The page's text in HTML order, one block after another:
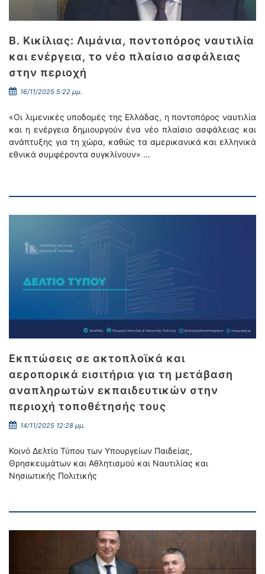
Β. Κικίλιας: Λιμάνια, ποντοπόρος ναυτιλία
και ενέργεια, το νέο πλαίσιο ασφάλειας
στην περιοχή
16/11/2025 5:22 μμ.
«Οι λιμενικές υποδομές της Ελλάδας, η ποντοπόρος ναυτιλία
και η ενέργεια δημιουργούν ένα νέο πλαίσιο ασφάλειας και
ανάπτυξης για τη χώρα, καθώς τα αμερικανικά και ελληνικά
εθνικά συμφέροντα συγκλίνουν» …
Εκπτώσεις σε ακτοπλοϊκά και
αεροπορικά εισιτήρια για τη μετάβαση
αναπληρωτών εκπαιδευτικών στην
περιοχή τοποθέτησής τους
14/11/2025 12:28 μμ.
Κοινό Δελτίο Τύπου των Υπουργείων Παιδείας,
Θρησκευμάτων και Αθλητισμού και Ναυτιλίας και
Νησιωτικής Πολιτικής